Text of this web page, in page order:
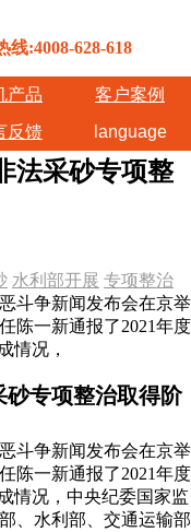
线:4008-628-618
产品
客户案例
反馈 language
法采砂专项整
水利部开展 专项整治
斗争新闻发布会在京举
陈一新通报了2021年度
情况，
砂专项整治取得阶
斗争新闻发布会在京举
陈一新通报了2021年度
情况，中央纪委国家监
、水利部、交通运输部